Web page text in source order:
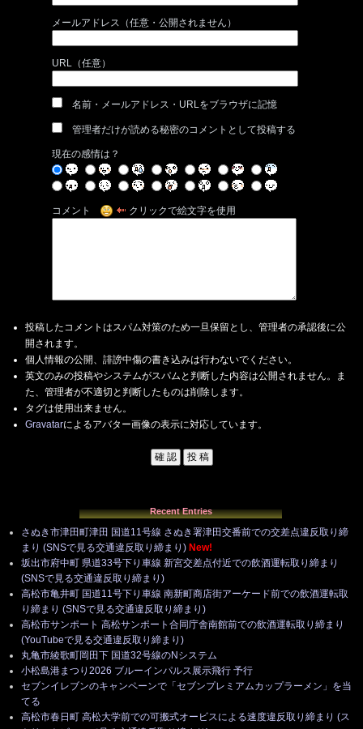
メールアドレス（任意・公開されません）
URL（任意）
名前・メールアドレス・URLをブラウザに記憶
管理者だけが読める秘密のコメントとして投稿する
現在の感情は？
コメント クリックで絵文字を使用
投稿したコメントはスパム対策のため一旦保留とし、管理者の承認後に公
開されます。
個人情報の公開、誹謗中傷の書き込みは行わないでください。
英文のみの投稿やシステムがスパムと判断した内容は公開されません。ま
た、管理者が不適切と判断したものは削除します。
タグは使用出来ません。
Gravatarによるアバター画像の表示に対応しています。
Recent Entries
さぬき市津田町津田 国道11号線 さぬき署津田交番前での交差点違反取り締
まり (SNSで見る交通違反取り締まり) New!
坂出市府中町 県道33号下り車線 新宮交差点付近での飲酒運転取り締まり
(SNSで見る交通違反取り締まり)
高松市亀井町 国道11号下り車線 南新町商店街アーケード前での飲酒運転取
り締まり (SNSで見る交通違反取り締まり)
高松市サンポート 高松サンポート合同庁舎南館前での飲酒運転取り締まり
(YouTubeで見る交通違反取り締まり)
丸亀市綾歌町岡田下 国道32号線のNシステム
小松島港まつり2026 ブルーインパルス展示飛行 予行
セブンイレブンのキャンペーンで「セブンプレミアムカップラーメン」を当
てる
高松市春日町 高松大学前での可搬式オービスによる速度違反取り締まり (ス